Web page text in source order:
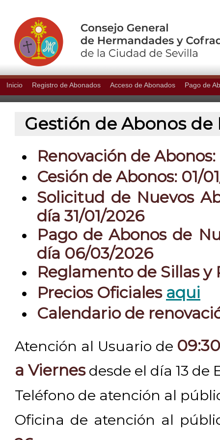
Inicio Registro de Abonados Acceso de Abonados Pago de
Gestión de Abonos de
Renovación de
Cesión de Abonos: 01/
Solicitud de Nuevos
día 31/01/2026
Pago de Abonos de
día 06/03/2026
Reglamento de Sillas y
Precios Oficiales aqui
Calendario de
Atención al Usuario de
a Viernesdesde el día 13 de
Teléfono de atención al
Oficina de atención al